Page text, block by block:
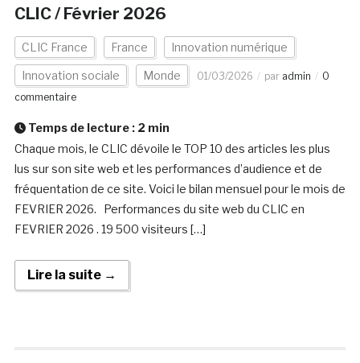
CLIC / Février 2026
CLIC France France Innovation numérique
Innovation sociale Monde 01/03/2026 par admin
0
commentaire
Temps de lecture : 2 min
Chaque mois, le CLIC dévoile le TOP 10 des articles les plus
lus sur son site web et les performances d’audience et de
fréquentation de ce site. Voici le bilan mensuel pour le mois de
FEVRIER 2026. Performances du site web du CLIC en
FEVRIER 2026 . 19 500 visiteurs […]
Lire la suite →